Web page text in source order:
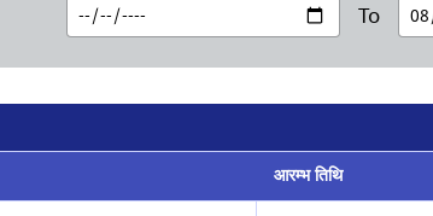
To
आरम्भ तिथि